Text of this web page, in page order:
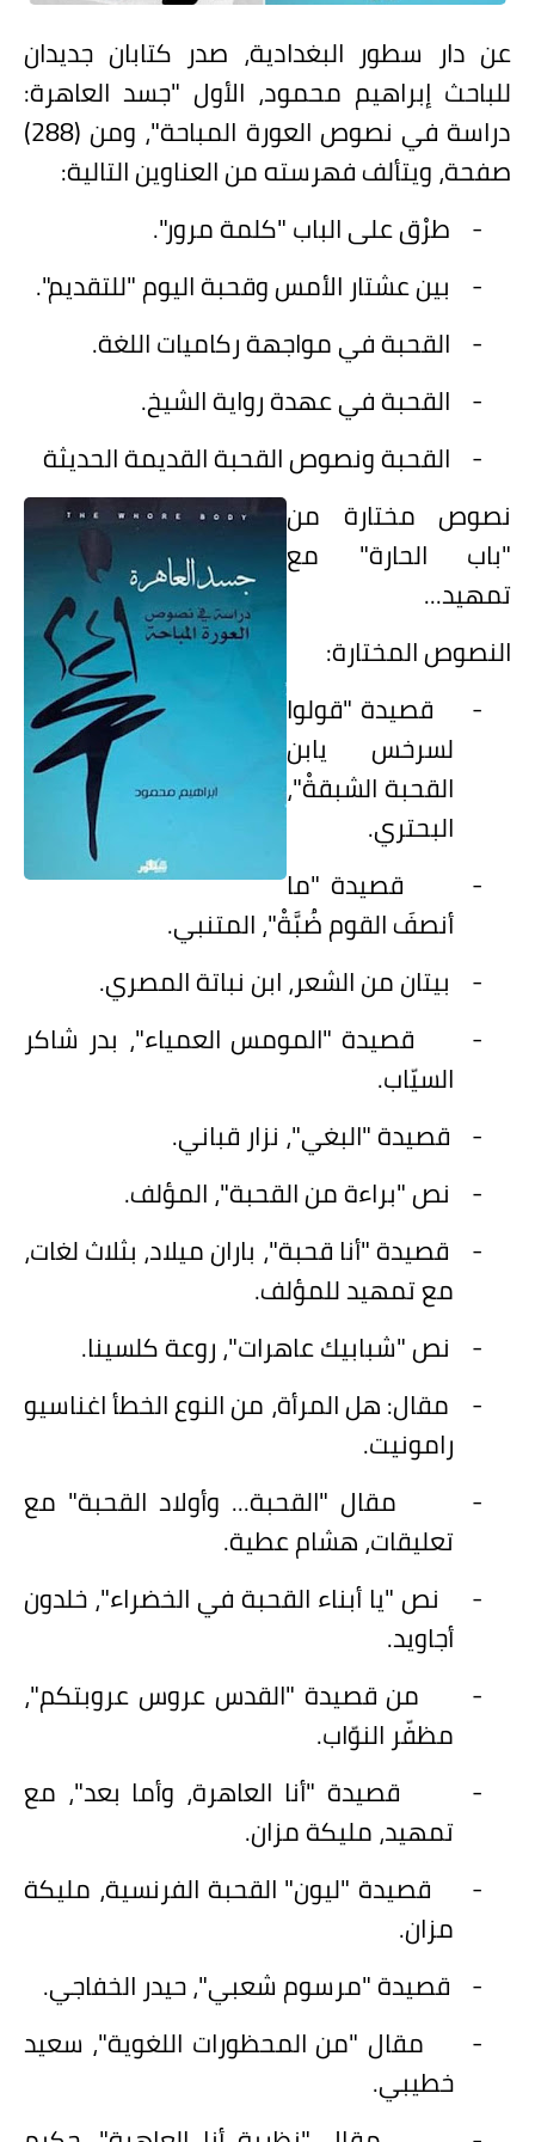
على مقام سبا
فيديوهات
اقتباسات روائية
أعداد جريدة سبا
عن دار سطور البغدادية، صدر كتابان جديدان
للباحث إبراهيم محمود، الأول "جسد العاهرة:
دراسة في نصوص العورة المباحة"، ومن (288)
صفحة، ويتألف فهرسته من العناوين التالية:
- طرْق على الباب "كلمة مرور".
- بين عشتار الأمس وقحبة اليوم "للتقديم".
- القحبة في مواجهة ركاميات اللغة.
- القحبة في عهدة رواية الشيخ.
- القحبة ونصوص القحبة القديمة الحديثة
نصوص مختارة من
"باب الحارة" مع
تمهيد...
النصوص المختارة:
-
قصيدة "قولوا
لسرخس يابن
القحبة الشبقةْ"،
البحتري.
-
قصيدة "ما
أنصفَ القوم ضُبَّةْ"، المتنبي.
- بيتان من الشعر، ابن نباتة المصري.
-
قصيدة "المومس العمياء"، بدر شاكر
السيّاب.
- قصيدة "البغي"، نزار قباني.
- نص "براءة من القحبة"، المؤلف.
- قصيدة "أنا قحبة"، باران ميلاد، بثلاث لغات،
مع تمهيد للمؤلف.
- نص "شبابيك عاهرات"، روعة كلسينا.
- مقال: هل المرأة، من النوع الخطأ اغناسيو
رامونيت.
-
مقال "القحبة... وأولاد القحبة" مع
تعليقات، هشام عطية.
-
نص "يا أبناء القحبة في الخضراء"، خلدون
أجاويد.
-
من قصيدة "القدس عروس عروبتكم"،
مظفّر النوّاب.
-
قصيدة "أنا العاهرة، وأما بعد"، مع
تمهيد، مليكة مزان.
-
قصيدة "ليون" القحبة الفرنسية، مليكة
مزان.
- قصيدة "مرسوم شعبي"، حيدر الخفاجي.
-
مقال "من المحظورات اللغوية"، سعيد
خطيبي.